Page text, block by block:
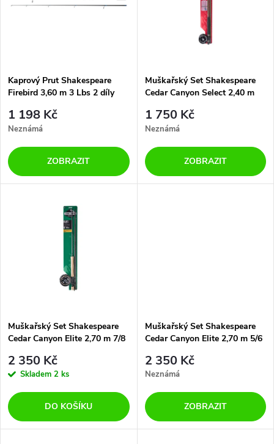
p
r
o
d
p
s
p
r
o
ů
Kaprový Prut Shakespeare
Firebird 3,60 m 3 Lbs 2 díly
1 198 Kč
Neznámá
ZOBRAZIT
Muškařský Set Shakespeare
Cedar Canyon Select 2,40 m
1 750 Kč
Neznámá
ZOBRAZIT
Muškařský Set Shakespeare
Cedar Canyon Elite 2,70 m 7/8
2 350 Kč
Skladem 2 ks
DO KOŠÍKU
Muškařský Set Shakespeare
Cedar Canyon Elite 2,70 m 5/6
2 350 Kč
Neznámá
ZOBRAZIT